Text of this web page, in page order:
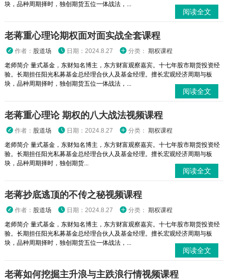
块，品种周期择时，独创期货五位一体战法，...
阅读全文
老蒋重心理论期权面对面实战全套课程
作者： 股道场 日期：2024.8.27 分类： 期权课程
老师简介 量式基金，东财知名博主，东方财富观察嘉宾。十七年股市期货投资经
验。长期担任阳光私募基金总经理合伙人及基金经理。擅长宏观经济周期与板
块，品种周期择时，独创期货五位一体战法，...
阅读全文
老蒋重心理论 期权的八大战法视频课程
作者： 股道场 日期：2024.8.27 分类： 期权课程
老师简介 量式基金，东财知名博主，东方财富观察嘉宾。十七年股市期货投资经
验。长期担任阳光私募基金总经理合伙人及基金经理。擅长宏观经济周期与板
块，品种周期择时，独创期货...
阅读全文
老蒋抄底逃顶的不传之秘视频课程
作者： 股道场 日期：2024.8.27 分类： 期权课程
老师简介 量式基金，东财知名博主，东方财富观察嘉宾。十七年股市期货投资经
验。长期担任阳光私募基金总经理合伙人及基金经理。擅长宏观经济周期与板
块，品种周期择时，独创期货五位一体战法，...
阅读全文
老蒋如何挖掘主升浪与主跌浪行情视频课程